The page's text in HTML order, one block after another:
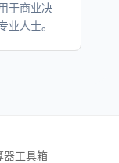
于商业决
业人士。
器工具箱